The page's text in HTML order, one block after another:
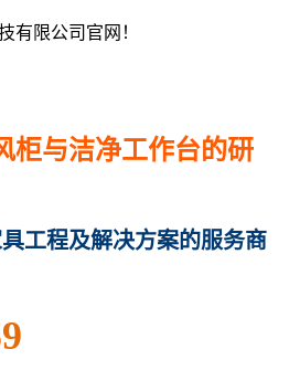
有限公司官网！
柜与洁净工作台的研
工程及解决方案的服务商